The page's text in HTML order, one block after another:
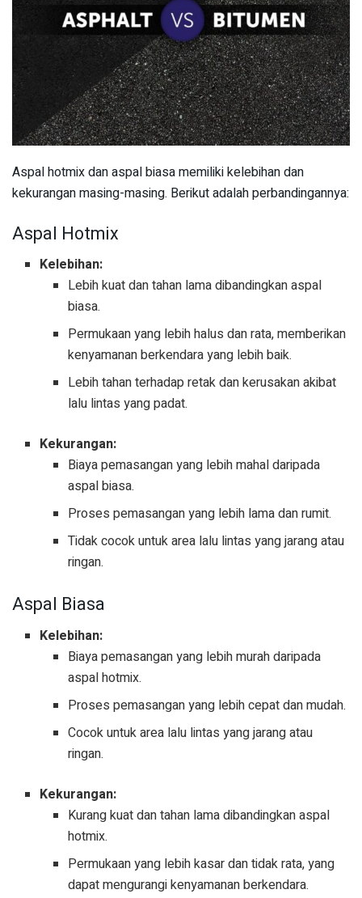
Aspal hotmix dan aspal biasa memiliki kelebihan dan
kekurangan masing-masing. Berikut adalah perbandingannya:
Aspal Hotmix
Kelebihan:
Lebih kuat dan tahan lama dibandingkan aspal
biasa.
Permukaan yang lebih halus dan rata, memberikan
kenyamanan berkendara yang lebih baik.
Lebih tahan terhadap retak dan kerusakan akibat
lalu lintas yang padat.
Kekurangan:
Biaya pemasangan yang lebih mahal daripada
aspal biasa.
Proses pemasangan yang lebih lama dan rumit.
Tidak cocok untuk area lalu lintas yang jarang atau
ringan.
Aspal Biasa
Kelebihan:
Biaya pemasangan yang lebih murah daripada
aspal hotmix.
Proses pemasangan yang lebih cepat dan mudah.
Cocok untuk area lalu lintas yang jarang atau
ringan.
Kekurangan:
Kurang kuat dan tahan lama dibandingkan aspal
hotmix.
Permukaan yang lebih kasar dan tidak rata, yang
dapat mengurangi kenyamanan berkendara.